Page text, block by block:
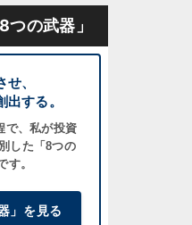
つの武器」
、
出する。
で、私が投資
した「8つの
す。
」を見る